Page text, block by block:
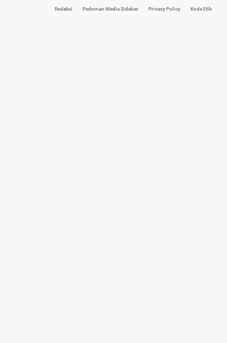
Redaksi Pedoman Media Sidebar Privacy Policy Kode Etik